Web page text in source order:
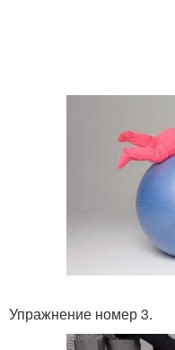
Упражнение номер 3.